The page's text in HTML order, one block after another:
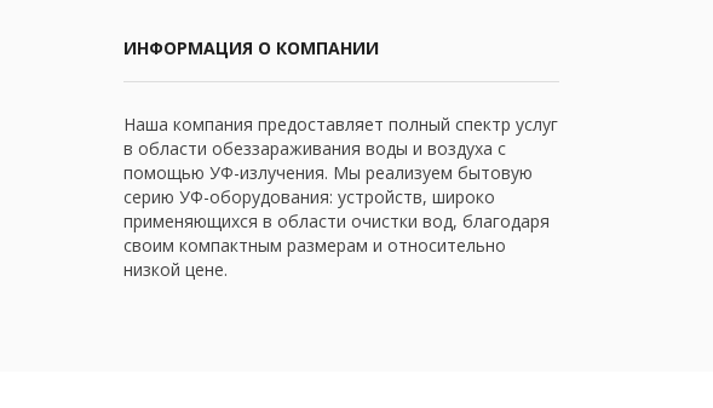
ИНФОРМАЦИЯ О КОМПАНИИ
Наша компания предоставляет полный спектр услуг
в области обеззараживания воды и воздуха с
помощью УФ-излучения. Мы реализуем бытовую
серию УФ-оборудования: устройств, широко
применяющихся в области очистки вод, благодаря
своим компактным размерам и относительно
низкой цене.